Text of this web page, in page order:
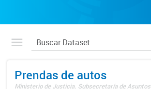
Prendas de autos
Ministerio de Justicia. Subsecretaría de Asuntos